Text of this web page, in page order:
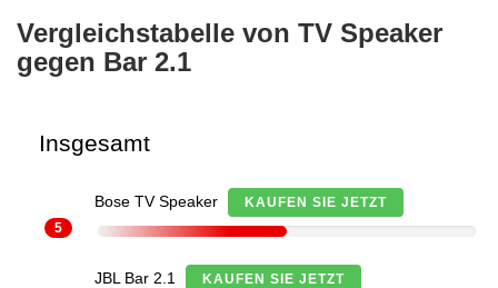
Vergleichstabelle von TV Speaker
gegen Bar 2.1
Insgesamt
Bose TV Speaker
KAUFEN SIE JETZT
5
JBL Bar 2.1
KAUFEN SIE JETZT